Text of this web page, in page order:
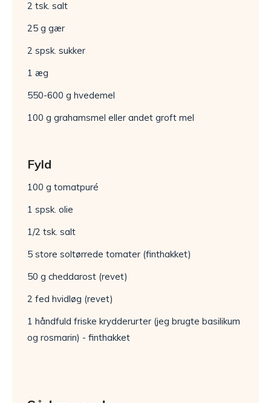
2 tsk. salt
25 g gær
2 spsk. sukker
1 æg
550-600 g hvedemel
100 g grahamsmel eller andet groft mel
Fyld
100 g tomatpuré
1 spsk. olie
1/2 tsk. salt
5 store soltørrede tomater (finthakket)
50 g cheddarost (revet)
2 fed hvidløg (revet)
1 håndfuld friske krydderurter (jeg brugte basilikum
og rosmarin) - finthakket